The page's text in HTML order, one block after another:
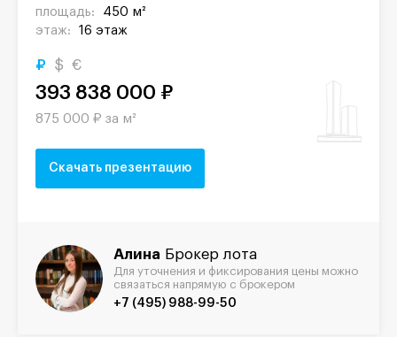
площадь:
450 м²
этаж:
16 этаж
₽ $ €
393 838 000 ₽
875 000 ₽ за м²
Скачать презентацию
Алина Брокер лота
Для уточнения и фиксирования цены можно
связаться напрямую с брокером
+7 (495) 988-99-50